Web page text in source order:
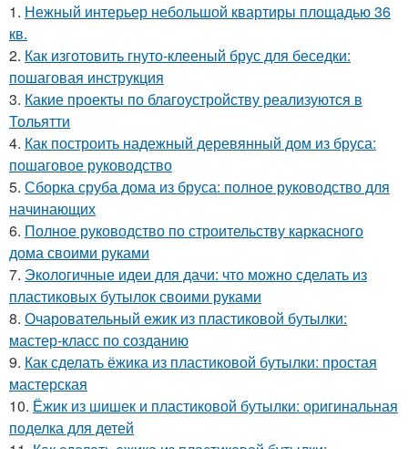
1. Нежный интерьер небольшой квартиры площадью 36
кв.
2. Как изготовить гнуто-клееный брус для беседки:
пошаговая инструкция
3. Какие проекты по благоустройству реализуются в
Тольятти
4. Как построить надежный деревянный дом из бруса:
пошаговое руководство
5. Сборка сруба дома из бруса: полное руководство для
начинающих
6. Полное руководство по строительству каркасного
дома своими руками
7. Экологичные идеи для дачи: что можно сделать из
пластиковых бутылок своими руками
8. Очаровательный ежик из пластиковой бутылки:
мастер-класс по созданию
9. Как сделать ёжика из пластиковой бутылки: простая
мастерская
10. Ёжик из шишек и пластиковой бутылки: оригинальная
поделка для детей